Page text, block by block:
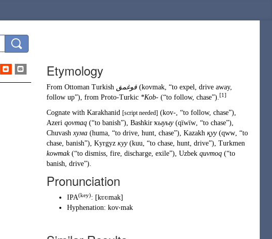
Etymology
From Ottoman Turkish قوغمق (kovmak, “to expel, drive away,
follow up”), from Proto-Turkic *Kob- (“to follow, chase”).[1]
Cognate with Karakhanid [script needed] (kov-, “to follow, chase”),
Azeri qovmaq (“to banish”), Bashkir ҡыуыу (qïwïw, “to chase”),
Chuvash хума (huma, “to drive, hunt, chase”), Kazakh қуу (qww, “to
chase, banish”), Kyrgyz куу (kuu, “to chase, hunt, drive”), Turkmen
kowmak (“to dismiss, fire, discharge, exile”), Uzbek quvmoq (“to
banish, drive”).
Pronunciation
IPA(key): [kʋʋmak]
Hyphenation: kov‧mak